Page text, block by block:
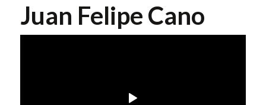
Juan Felipe Cano